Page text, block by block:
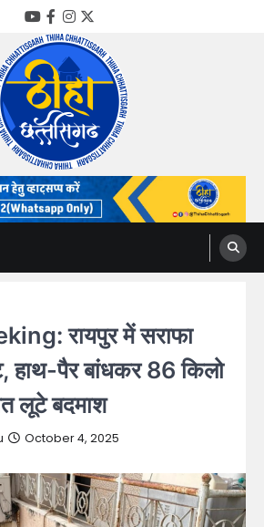
YouTube
Facebook
Instagram
Twitter
Chhattisgarh
जन-जन के
रायपुर में सराफा
हाथ-पैर बांधकर 86 किलो
लूटे बदमाश
October 4, 2025